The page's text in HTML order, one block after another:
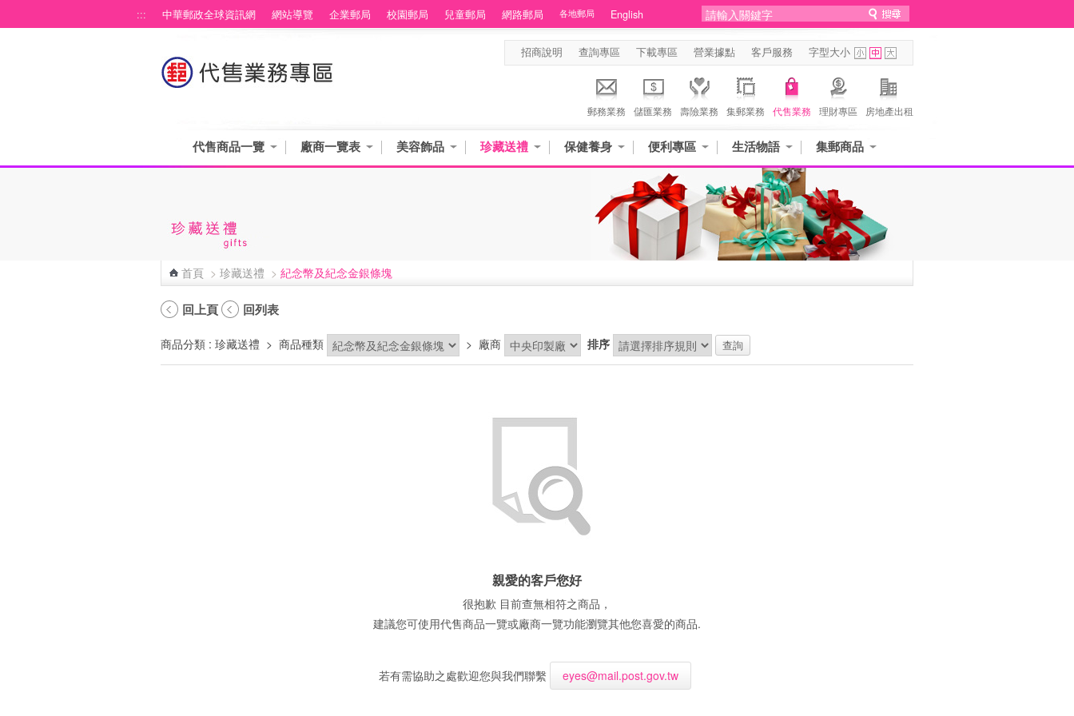
::: 中華郵政全球資訊網 網站導覽 企業郵局 校園郵局 兒童郵局 網路郵局 各地郵局 English
招商說明 查詢專區 下載專區 營業據點 客戶服務 字型大小
郵務業務 儲匯業務 壽險業務 集郵業務 代售業務 理財專區 房地產出租
代售商品一覽 廠商一覽表 美容飾品 珍藏送禮 保健養身 便利專區 生活物語 集郵商品
首頁 > 珍藏送禮 > 紀念幣及紀念金銀條塊
回上頁 回列表
商品分類 : 珍藏送禮 > 商品種類 > 廠商 排序
親愛的客戶您好
很抱歉 目前查無相符之商品，
建議您可使用代售商品一覽或廠商一覽功能瀏覽其他您喜愛的商品.
若有需協助之處歡迎您與我們聯繫 eyes@mail.post.gov.tw